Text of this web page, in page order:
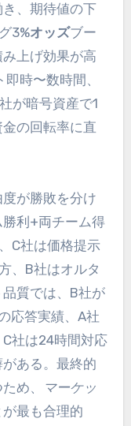
、期待値の下
3%オッズブー
上げ効果が高
時〜数時間、
が暗号資産で1
の回転率に直
が勝敗を分け
利+両チーム得
C社は価格提示
、B社はオルタ
質では、B社が
応答実績、A社
社は24時間対応
ある。最終的
め、
マーケッ
最も合理的